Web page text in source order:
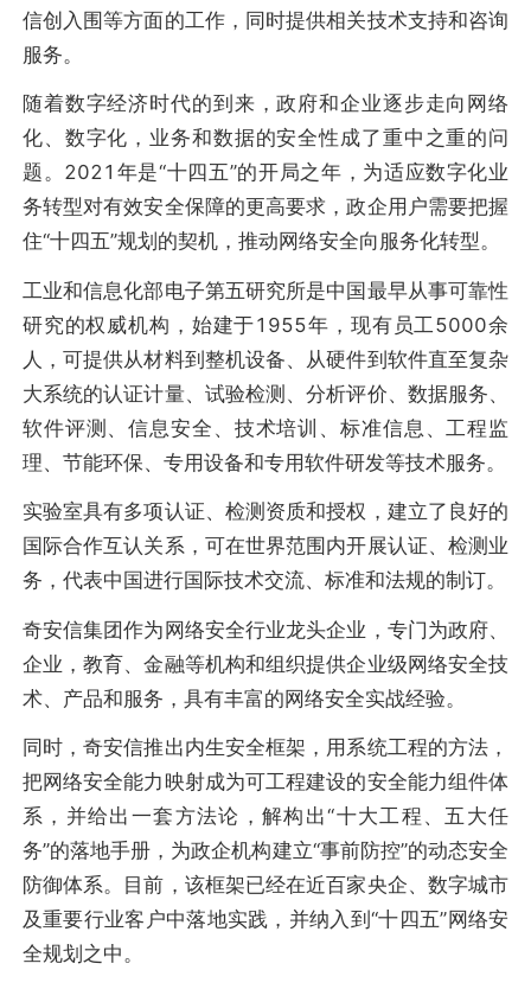
信创入围等方面的工作，同时提供相关技术支持和咨询
服务。
随着数字经济时代的到来，政府和企业逐步走向网络
化、数字化，业务和数据的安全性成了重中之重的问
题。2021年是“十四五”的开局之年，为适应数字化业
务转型对有效安全保障的更高要求，政企用户需要把握
住“十四五”规划的契机，推动网络安全向服务化转型。
工业和信息化部电子第五研究所是中国最早从事可靠性
研究的权威机构，始建于1955年，现有员工5000余
人，可提供从材料到整机设备、从硬件到软件直至复杂
大系统的认证计量、试验检测、分析评价、数据服务、
软件评测、信息安全、技术培训、标准信息、工程监
理、节能环保、专用设备和专用软件研发等技术服务。
实验室具有多项认证、检测资质和授权，建立了良好的
国际合作互认关系，可在世界范围内开展认证、检测业
务，代表中国进行国际技术交流、标准和法规的制订。
奇安信集团作为网络安全行业龙头企业，专门为政府、
企业，教育、金融等机构和组织提供企业级网络安全技
术、产品和服务，具有丰富的网络安全实战经验。
同时，奇安信推出内生安全框架，用系统工程的方法，
把网络安全能力映射成为可工程建设的安全能力组件体
系，并给出一套方法论，解构出“十大工程、五大任
务”的落地手册，为政企机构建立“事前防控”的动态安全
防御体系。目前，该框架已经在近百家央企、数字城市
及重要行业客户中落地实践，并纳入到“十四五”网络安
全规划之中。